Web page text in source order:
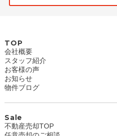
TOP
会社概要
スタッフ紹介
お客様の声
お知らせ
物件ブログ
Sale
不動産売却TOP